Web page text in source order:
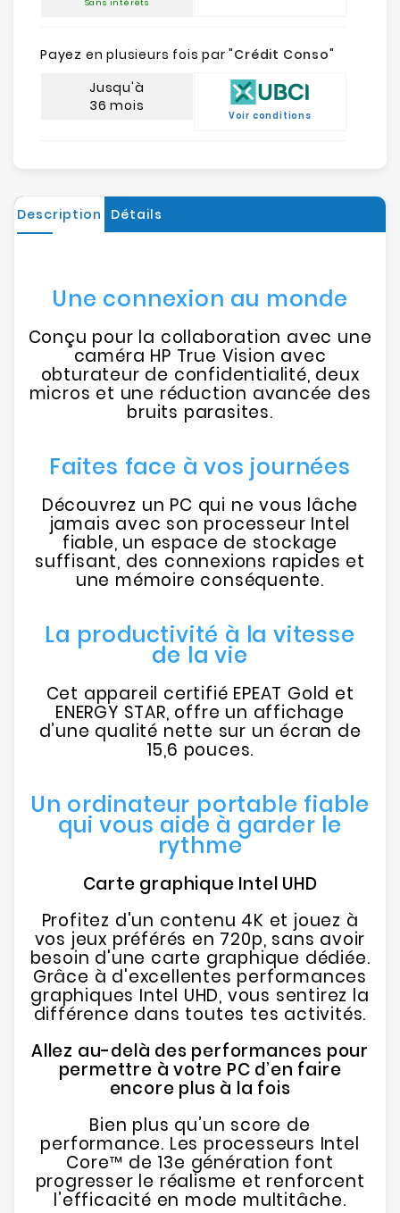
Payez en plusieurs fois par "Crédit Conso"
Jusqu'à
36 mois
Voir conditions
Description Détails
Une connexion au monde
Conçu pour la collaboration avec une
caméra HP True Vision avec
obturateur de confidentialité, deux
micros et une réduction avancée des
bruits parasites.
Faites face à vos journées
Découvrez un PC qui ne vous lâche
jamais avec son processeur Intel
fiable, un espace de stockage
suffisant, des connexions rapides et
une mémoire conséquente.
La productivité à la vitesse
de la vie
Cet appareil certifié EPEAT Gold et
ENERGY STAR, offre un affichage
d’une qualité nette sur un écran de
15,6 pouces.
Un ordinateur portable fiable
qui vous aide à garder le
rythme
Carte graphique Intel UHD
Profitez d'un contenu 4K et jouez à
vos jeux préférés en 720p, sans avoir
besoin d'une carte graphique dédiée.
Grâce à d'excellentes performances
graphiques Intel UHD, vous sentirez la
différence dans toutes tes activités.
Allez au-delà des performances pour
permettre à votre PC d’en faire
encore plus à la fois
Bien plus qu’un score de
performance. Les processeurs Intel
Core™ de 13e génération font
progresser le réalisme et renforcent
l’efficacité en mode multitâche.